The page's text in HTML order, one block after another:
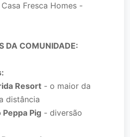
Casa Fresca Homes -
DA COMUNIDADE:
Resort - o maior da
distância
Pig - diversão